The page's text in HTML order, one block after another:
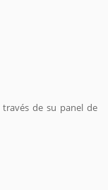
de su panel de